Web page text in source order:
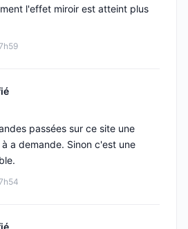
l'effet miroir est atteint plus
passées sur ce site une
a demande. Sinon c'est une